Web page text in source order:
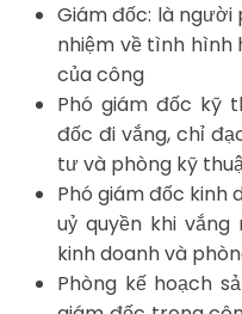
Giám đốc: là
nhiệm về tình hình
của công
Phó giám đốc kỹ
đốc đi vắng, chỉ
tư và phòng kỹ
Phó giám đốc kinh
uỷ quyền khi
kinh doanh và
Phòng kế hoạch